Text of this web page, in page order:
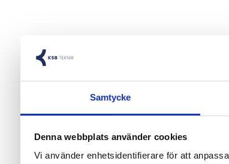
Samtycke
Denna webbplats använder cookies
Vi använder enhetsidentifierare för att
Isolering: PVC
Nominell storlek: 25G1,5mm2
Ytterdiameter: 16,9mm